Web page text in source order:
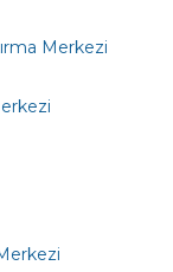
Merkezi